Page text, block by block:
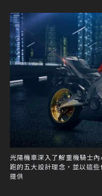
光陽機車深入了解重機騎士
跑的五大設計理念，並以這
提供